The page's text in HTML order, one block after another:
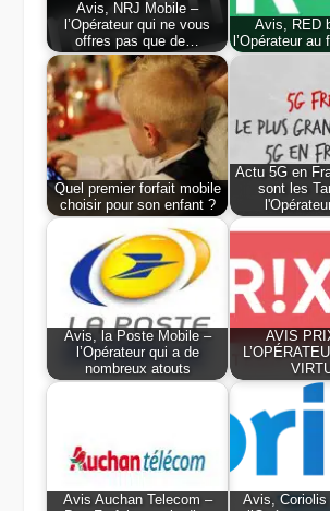
Avis, NRJ Mobile –
l’Opérateur qui ne vous
offres pas que de…
Avis, RED
l’Opérateur
Quel premier forfait mobile
choisir pour son enfant ?
Actu 5G en
sont les
Avis, la Poste Mobile –
l’Opérateur qui a de
nombreux atouts
AVIS
Avis Auchan Telecom –
Avis,